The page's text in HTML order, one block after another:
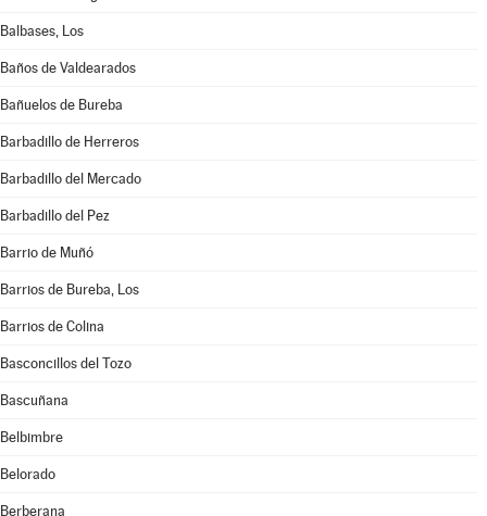
Balbases, Los
Baños de Valdearados
Bañuelos de Bureba
Barbadillo de Herreros
Barbadillo del Mercado
Barbadillo del Pez
Barrio de Muñó
Barrios de Bureba, Los
Barrios de Colina
Basconcillos del Tozo
Bascuñana
Belbimbre
Belorado
Berberana